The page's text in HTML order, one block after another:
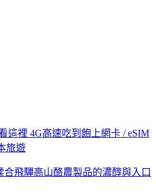
這裡 4G高速吃到飽上網卡 / eSIM
旅遊
飛驒高山酪農製品的濃醇與入口